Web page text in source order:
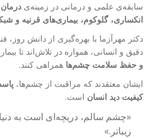
سابقه‌ی علمی و درمانی در زمینه‌ی
انکساری، گلوکوم، بیماری‌های قرنیه و
دکتر مهرآزما با بهره‌گیری از دانش روز،
دقیق و انسانی، همواره در تلاش‌اند تا
و حفظ سلامت چشم‌ها همراهی کنند.
ایشان معتقدند که مراقبت از چشم‌ها،
کیفیت دید انسان است.
«چشم سالم، دریچه‌ای است به
زیباتر.»